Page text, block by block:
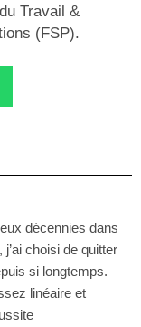
Travail &
(FSP).
décennies dans
choisi de quitter
si longtemps.
linéaire et